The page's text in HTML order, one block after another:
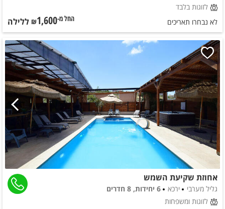
לזוגות בלבד
לא נבחרו תאריכים
החל מ-₪1,600 ללילה
אחוזת שקיעת השמש
גליל מערבי ירכא
6 יחידות, 8 חדרים
לזוגות ומשפחות